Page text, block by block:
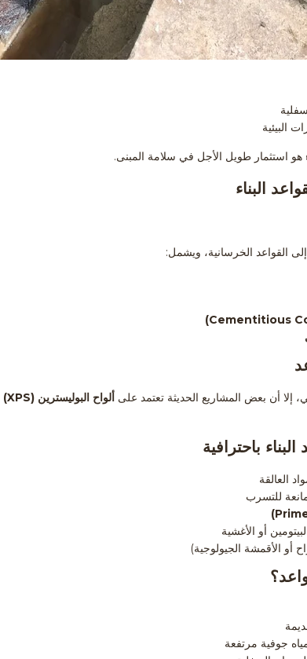
البيئية
هو استثمار طويل الأجل في سلامة المبنى.
البناء
القواعد الخرسانية، ويشمل:
إلا أن بعض المشاريع الحديثة تعتمد على ألواح البوليسترين (XPS)
باحترافية
العالقة
للتسرب
أو الأغشية
أو الأقمشة الجيولوجية)
جوفية مرتفعة